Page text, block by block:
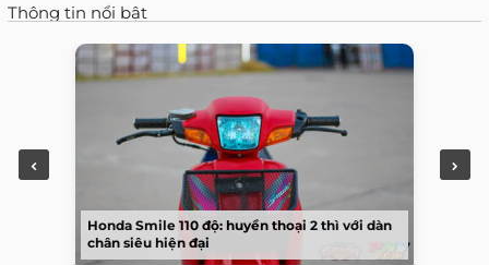
Thông tin nổi bật
Honda Smile 110 độ: huyền thoại 2 thì với dàn
chân siêu hiện đại